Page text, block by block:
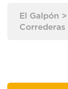
El Galpón >
Correderas